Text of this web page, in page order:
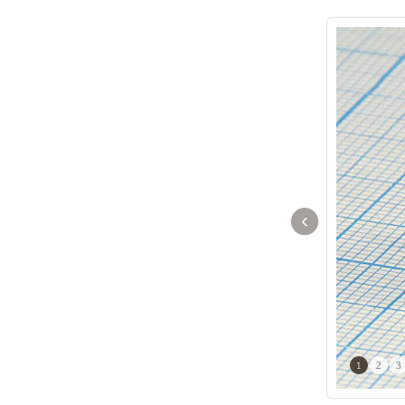
‹
1 2 3